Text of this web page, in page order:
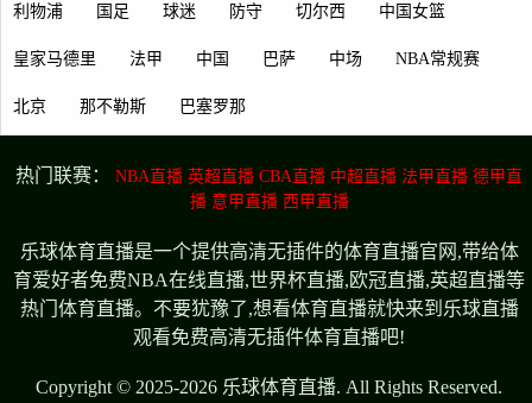
利物浦 国足 球迷 防守 切尔西 中国女篮
皇家马德里 法甲 中国 巴萨 中场 NBA常规赛
北京 那不勒斯 巴塞罗那
热门联赛： NBA直播 英超直播 CBA直播 中超直播 法甲直播 德甲直
播 意甲直播 西甲直播
乐球体育直播是一个提供高清无插件的体育直播官网,带给体
育爱好者免费NBA在线直播,世界杯直播,欧冠直播,英超直播等
热门体育直播。不要犹豫了,想看体育直播就快来到乐球直播
观看免费高清无插件体育直播吧!
Copyright © 2025-2026 乐球体育直播. All Rights Reserved.